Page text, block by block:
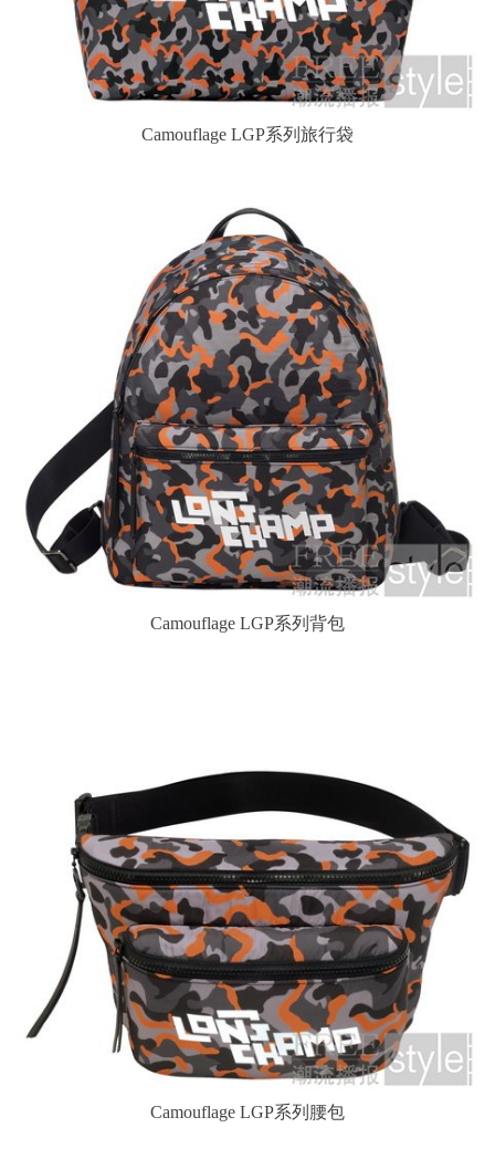
Camouflage LGP系列旅行袋
Camouflage LGP系列背包
Camouflage LGP系列腰包